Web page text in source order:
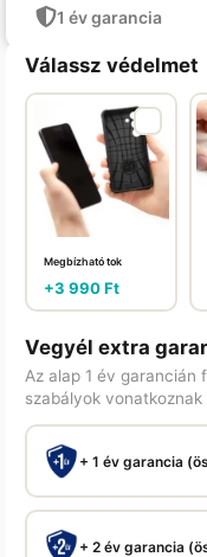
1 év garancia
Válassz védelmet
Megbízható tok
+3 990Ft
Vegyél extra
Az alap 1 év garancián
szabályok vonatkoznak
+ 1 év garancia
+ 2 év garancia